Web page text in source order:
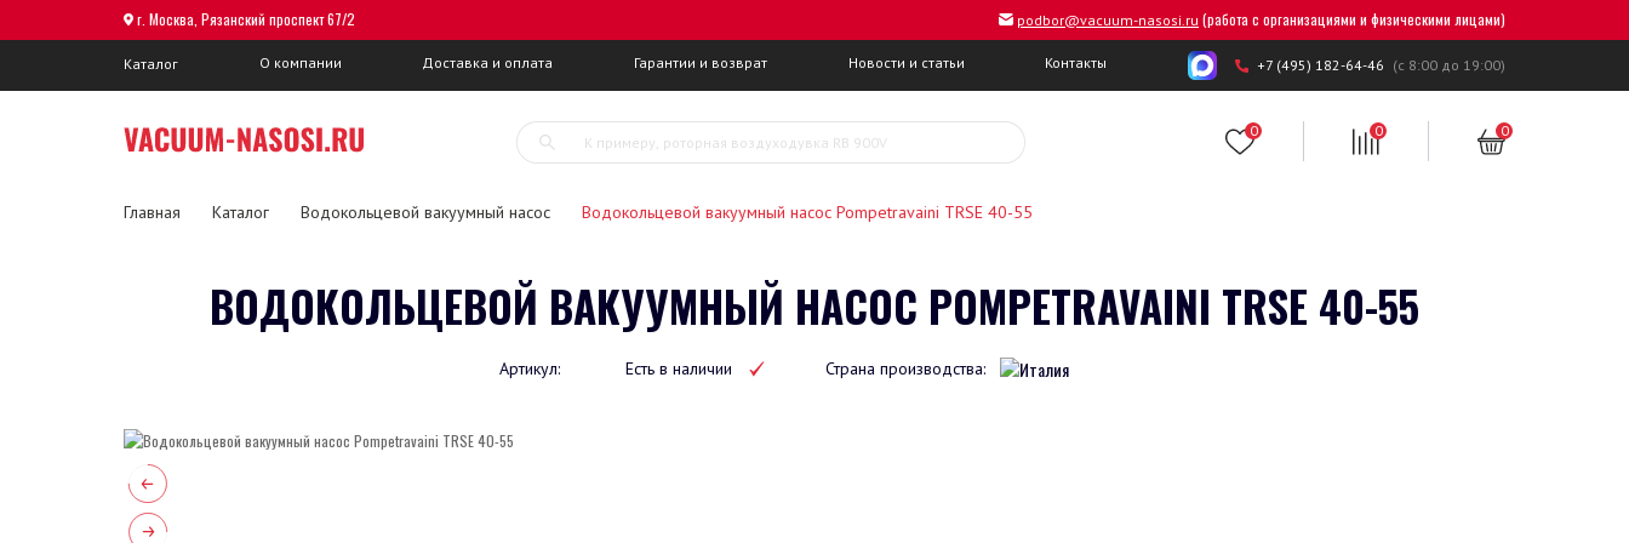
г. Москва, Рязанский проспект 67/2 podbor@vacuum-nasosi.ru (работа с организациями и физическими лицами)
Каталог О компании Доставка и оплата Гарантии и возврат Новости и статьи Контакты +7 (495) 182-64-46 (с 8:00 до 19:00)
0 0 0
Главная Каталог Водокольцевой вакуумный насос Водокольцевой вакуумный насос Pompetravaini TRSE 40-55
ВОДОКОЛЬЦЕВОЙ ВАКУУМНЫЙ НАСОС POMPETRAVAINI TRSE 40-55
Артикул: Есть в наличии Страна производства: